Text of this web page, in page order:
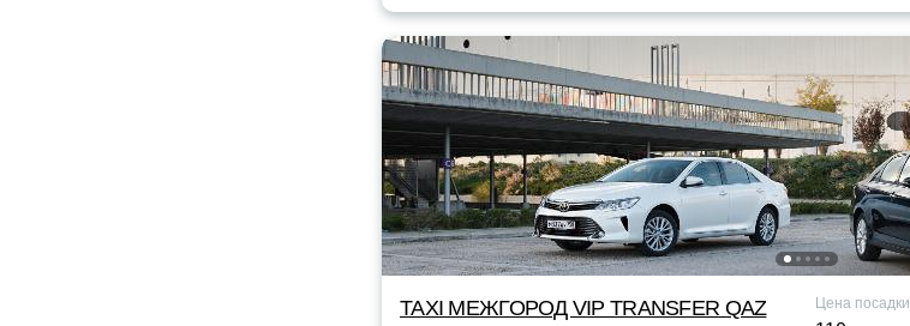
TAXI МЕЖГОРОД VIP TRANSFER QАZ Цена посадки